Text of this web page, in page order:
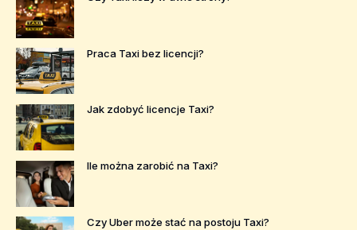
Praca Taxi bez licencji?
Jak zdobyć licencje Taxi?
Ile można zarobić na Taxi?
Czy Uber może stać na postoju Taxi?